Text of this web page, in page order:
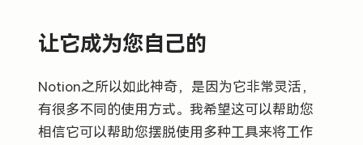
让它成为您自己的
Notion之所以如此神奇，是因为它非常灵活，
有很多不同的使用方式。我希望这可以帮助您
相信它可以帮助您摆脱使用多种工具来将工作